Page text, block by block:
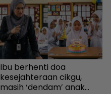
Ibu berhenti doa
kesejahteraan cikgu,
masih ‘dendam’ anak